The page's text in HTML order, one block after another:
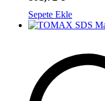
Sepete Ekle